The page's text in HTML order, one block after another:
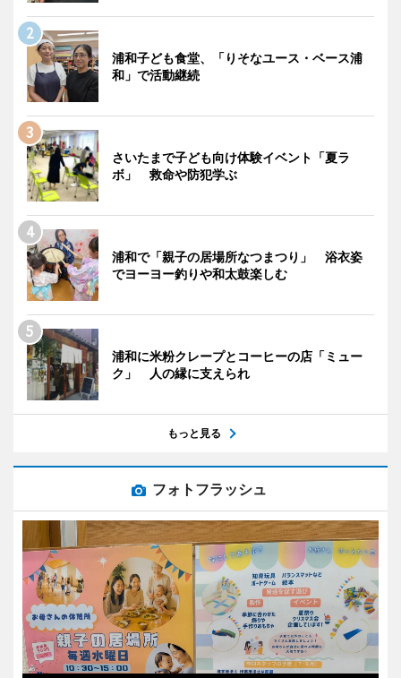
浦和子ども食堂、「りそなユース・ベース浦
和」で活動継続
さいたまで子ども向け体験イベント「夏ラ
ボ」 救命や防犯学ぶ
浦和で「親子の居場所なつまつり」 浴衣姿
でヨーヨー釣りや和太鼓楽しむ
浦和に米粉クレープとコーヒーの店「ミュー
ク」 人の縁に支えられ
もっと見る
フォトフラッシュ